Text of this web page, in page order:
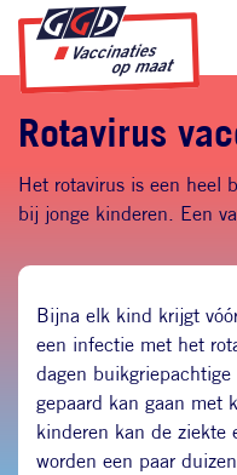
Direct naar inhoud
Direct naar hoofdnavigatie
Direct naar zoekfunctie
Rotavirus
Het rotavirus is een heel
bij jonge kinderen. Een
Bijna elk kind krijgt
een infectie met het
dagen
gepaard kan gaan met
kinderen kan de ziekte
worden een paar